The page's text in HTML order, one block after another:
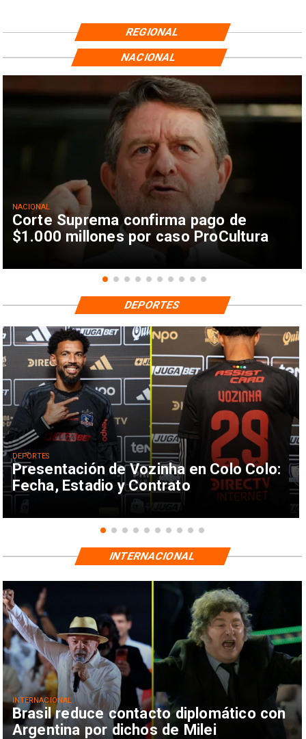
REGIONAL
Corte Suprema confirma pago de
$1.000 millones por caso ProCultura
NACIONAL
NACIONAL
Presentación de Vozinha en Colo Colo:
Fecha, Estadio y Contrato
DEPORTES
DEPORTES
Brasil reduce contacto diplomático con
Argentina por dichos de Milei
INTERNACIONAL
INTERNACIONAL